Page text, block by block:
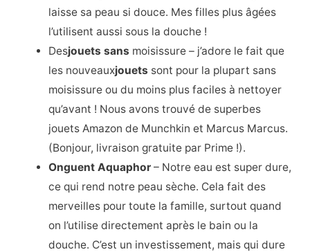
laisse sa peau si douce. Mes filles plus âgées
l’utilisent aussi sous la douche !
Desjouets sans moisissure – j’adore le fait que
les nouveauxjouets sont pour la plupart sans
moisissure ou du moins plus faciles à nettoyer
qu’avant ! Nous avons trouvé de superbes
jouets Amazon de Munchkin et Marcus Marcus.
(Bonjour, livraison gratuite par Prime !).
Onguent Aquaphor – Notre eau est super dure,
ce qui rend notre peau sèche. Cela fait des
merveilles pour toute la famille, surtout quand
on l’utilise directement après le bain ou la
douche. C’est un investissement, mais qui dure